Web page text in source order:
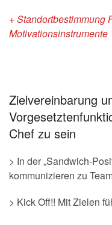
+ Standortbestimmung
Zielvereinbarung
Chef zu sein
> In der „Sandwich-
kommunizieren zu
> Kick Off!! Mit Zielen